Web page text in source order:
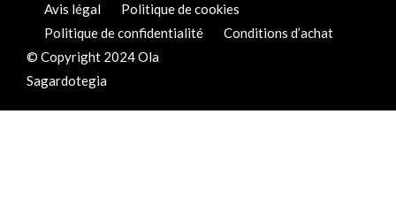
Avis légal
Politique de cookies
Politique de confidentialité
Conditions d’achat
© Copyright 2024 Ola
Sagardotegia